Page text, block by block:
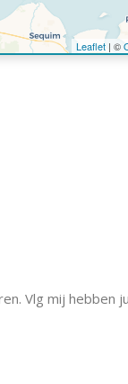
Leaflet | ©
Vlg mij hebben